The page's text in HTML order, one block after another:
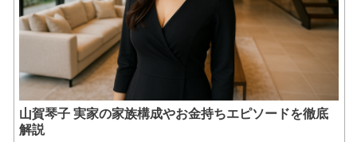
山賀琴子 実家の家族構成やお金持ちエピソードを徹底
解説